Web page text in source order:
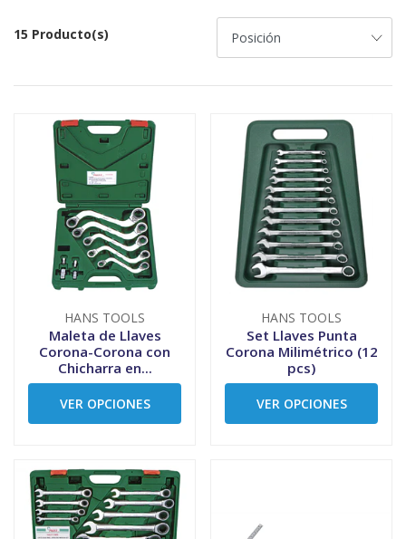
15 Producto(s)
HANS TOOLS
Maleta de Llaves
Corona-Corona con
Chicharra en...
VER OPCIONES
HANS TOOLS
Set Llaves Punta
Corona Milimétrico (12
pcs)
VER OPCIONES